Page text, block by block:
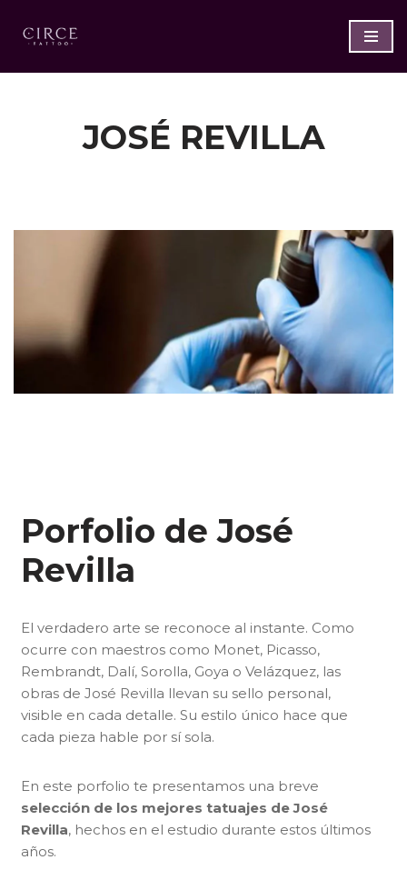
Saltar
al
JOSÉ REVILLA
Porfolio de José
Revilla
El verdadero arte se reconoce al instante. Como
ocurre con maestros como Monet, Picasso,
Rembrandt, Dalí, Sorolla, Goya o Velázquez, las
obras de José Revilla llevan su sello personal,
visible en cada detalle. Su estilo único hace que
cada pieza hable por sí sola.
En este porfolio te presentamos una breve
selección de los mejores tatuajes de José
Revilla, hechos en el estudio durante estos últimos
años.